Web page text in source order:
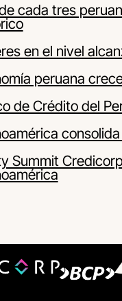
cada tres
en el nivel
peruana
de Crédito del
Summit